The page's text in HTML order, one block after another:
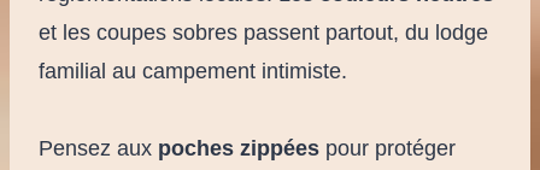
et les coupes sobres passent partout, du lodge
familial au campement intimiste.
Pensez aux poches zippées pour protéger